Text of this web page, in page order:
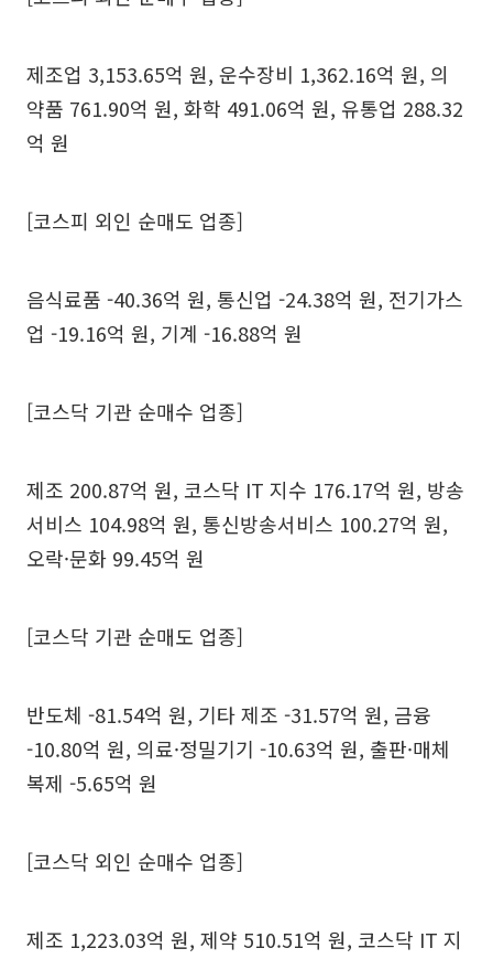
제조업 3,153.65억 원, 운수장비 1,362.16억 원, 의
약품 761.90억 원, 화학 491.06억 원, 유통업 288.32
억 원
[코스피 외인 순매도 업종]
음식료품 -40.36억 원, 통신업 -24.38억 원, 전기가스
업 -19.16억 원, 기계 -16.88억 원
[코스닥 기관 순매수 업종]
제조 200.87억 원, 코스닥 IT 지수 176.17억 원, 방송
서비스 104.98억 원, 통신방송서비스 100.27억 원,
오락·문화 99.45억 원
[코스닥 기관 순매도 업종]
반도체 -81.54억 원, 기타 제조 -31.57억 원, 금융
-10.80억 원, 의료·정밀기기 -10.63억 원, 출판·매체
복제 -5.65억 원
[코스닥 외인 순매수 업종]
제조 1,223.03억 원, 제약 510.51억 원, 코스닥 IT 지